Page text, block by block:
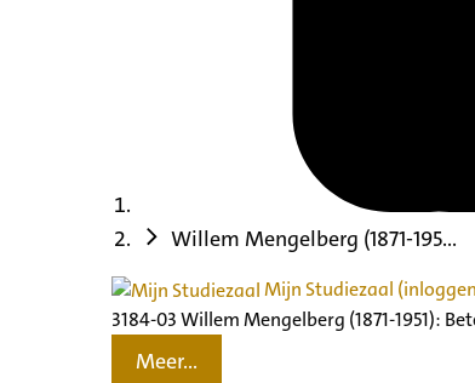
Willem Mengelberg (1871-195...
Mijn Studiezaal
3184-03 Willem Mengelberg (1871-1951):
Meer...